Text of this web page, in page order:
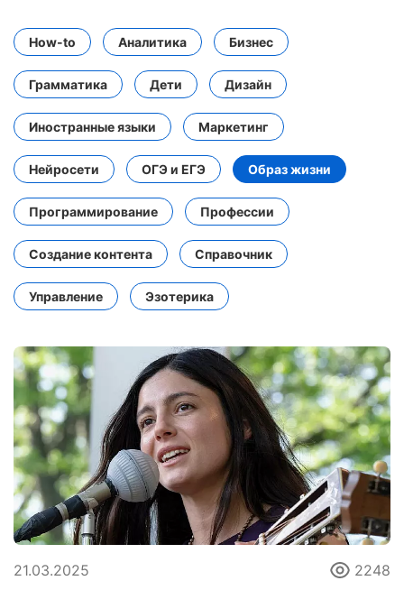
How-to Аналитика Бизнес
Грамматика Дети Дизайн
Иностранные языки Маркетинг
Нейросети ОГЭ и ЕГЭ Образ жизни
Программирование Профессии
Создание контента Справочник
Управление Эзотерика
21.03.2025 2248